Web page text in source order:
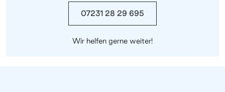
07231 28 29 695
Wir helfen gerne weiter!